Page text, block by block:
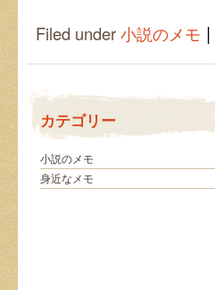
Filed under小説のメモ |
カテゴリー
小説のメモ
身近なメモ